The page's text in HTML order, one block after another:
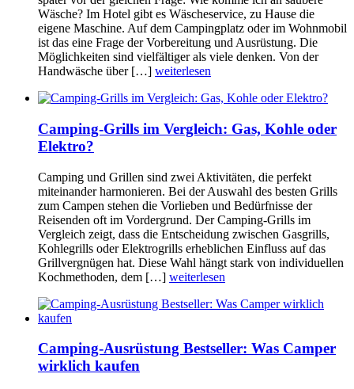
Wäsche? Im Hotel gibt es Wäscheservice, zu Hause die
eigene Maschine. Auf dem Campingplatz oder im Wohnmobil
ist das eine Frage der Vorbereitung und Ausrüstung. Die
Möglichkeiten sind vielfältiger als viele denken. Von der
Handwäsche über […] weiterlesen
Camping-Grills im Vergleich: Gas, Kohle oder
Elektro?
Camping und Grillen sind zwei Aktivitäten, die perfekt
miteinander harmonieren. Bei der Auswahl des besten Grills
zum Campen stehen die Vorlieben und Bedürfnisse der
Reisenden oft im Vordergrund. Der Camping-Grills im
Vergleich zeigt, dass die Entscheidung zwischen Gasgrills,
Kohlegrills oder Elektrogrills erheblichen Einfluss auf das
Grillvergnügen hat. Diese Wahl hängt stark von individuellen
Kochmethoden, dem […] weiterlesen
Camping-Ausrüstung Bestseller: Was Camper
wirklich kaufen